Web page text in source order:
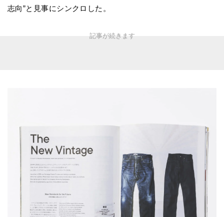
志向”と見事にシンクロした。